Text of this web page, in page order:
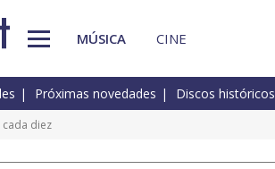
MÚSICA CINE
Próximas novedades Discos históricos
cada diez